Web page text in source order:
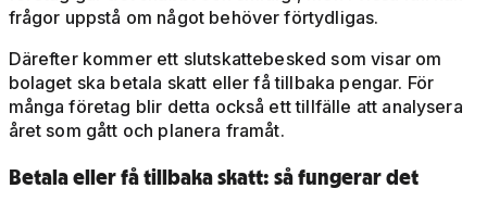
frågor uppstå om något behöver förtydligas.
Därefter kommer ett slutskattebesked som visar om
bolaget ska betala skatt eller få tillbaka pengar. För
många företag blir detta också ett tillfälle att analysera
året som gått och planera framåt.
Betala eller få tillbaka skatt: så fungerar det